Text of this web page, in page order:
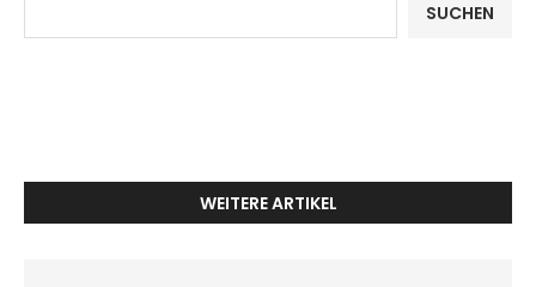
SUCHEN
WEITERE ARTIKEL